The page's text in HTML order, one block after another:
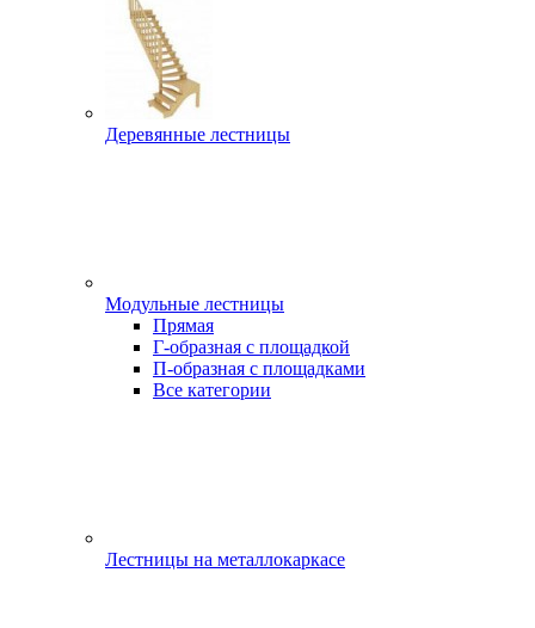
Деревянные лестницы
Модульные лестницы
Прямая
Г-образная с площадкой
П-образная с площадками
Все категории
Лестницы на металлокаркасе